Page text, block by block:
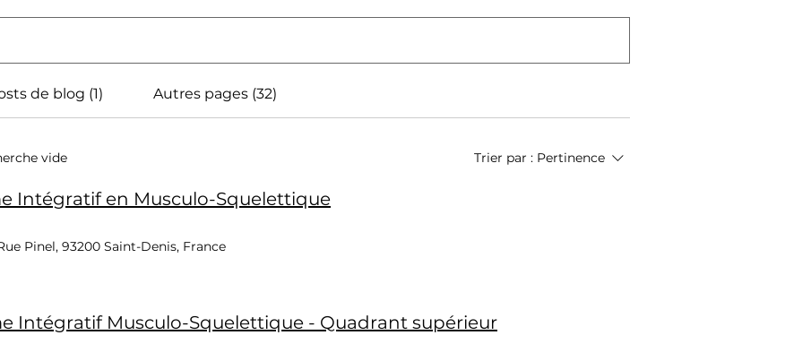
de blog (1) Autres pages (32)
vide Trier par : Pertinence
Intégratif en Musculo-Squelettique
Pinel, 93200 Saint-Denis, France
Intégratif Musculo-Squelettique - Quadrant supérieur